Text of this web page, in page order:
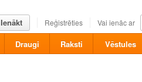
Ienākt Reģistrēties Vai ienāc ar
Draugi Raksti Vēstules